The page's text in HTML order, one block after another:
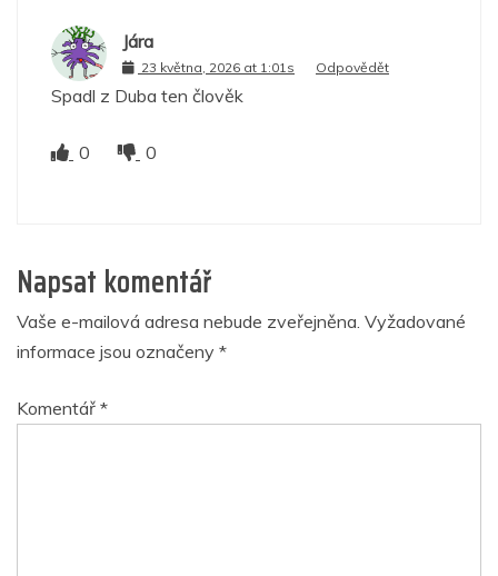
Jára
23 května, 2026 at 1:01s Odpovědět
Spadl z Duba ten člověk
0 0
Napsat komentář
Vaše e-mailová adresa nebude zveřejněna. Vyžadované
informace jsou označeny *
Komentář *